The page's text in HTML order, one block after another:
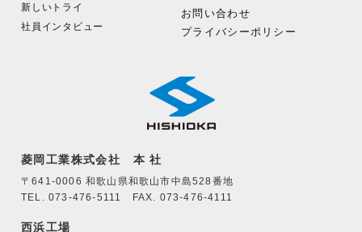
新しいトライ
社員インタビュー
お問い合わせ
プライバシーポリシー
菱岡工業株式会社 本 社
〒641-0006 和歌山県和歌山市中島528番地
TEL. 073-476-5111 FAX. 073-476-4111
西浜工場